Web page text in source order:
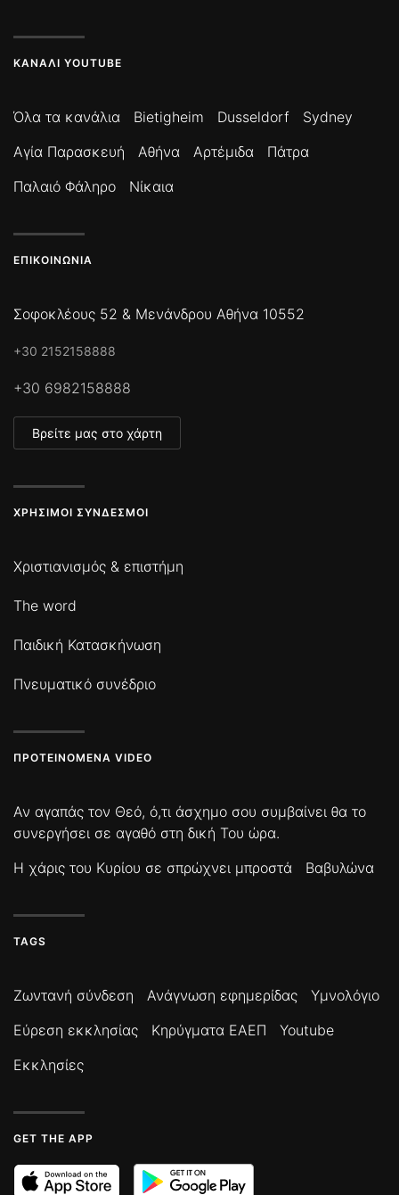
ΚΑΝΆΛΙ YOUTUBE
Όλα τα κανάλια Bietigheim Dusseldorf
Sydney
Αγία Παρασκευή
Αθήνα Αρτέμιδα
Πάτρα
Παλαιό Φάληρο
Νίκαια
ΕΠΙΚΟΙΝΩΝΊΑ
Σοφοκλέους 52 & Μενάνδρου Αθήνα 10552
+30 2152158888
+30 6982158888
Βρείτε μας στο χάρτη
ΧΡΉΣΙΜΟΙ ΣΎΝΔΕΣΜΟΙ
Χριστιανισμός & επιστήμη
The word
Παιδική Κατασκήνωση
Πνευματικό συνέδριο
ΠΡΟΤΕΙΝΌΜΕΝΑ VIDEO
Αν αγαπάς τον Θεό, ό,τι άσχημο σου συμβαίνει θα το
συνεργήσει σε αγαθό στη δική Του ώρα.
Η χάρις του Κυρίου σε σπρώχνει μπροστά
Βαβυλώνα
TAGS
Ζωντανή σύνδεση Ανάγνωση εφημερίδας
Υμνολόγιο
Εύρεση εκκλησίας
Κηρύγματα ΕΑΕΠ
Youtube
Εκκλησίες
GET THE APP